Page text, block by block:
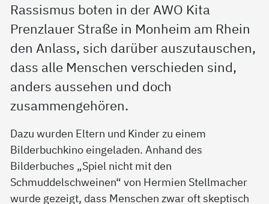
Rassismus boten in der AWO Kita
Prenzlauer Straße in Monheim am Rhein
den Anlass, sich darüber auszutauschen,
dass alle Menschen verschieden sind,
anders aussehen und doch
zusammengehören.
Dazu wurden Eltern und Kinder zu einem
Bilderbuchkino eingeladen. Anhand des
Bilderbuches „Spiel nicht mit den
Schmuddelschweinen“ von Hermien Stellmacher
wurde gezeigt, dass Menschen zwar oft skeptisch